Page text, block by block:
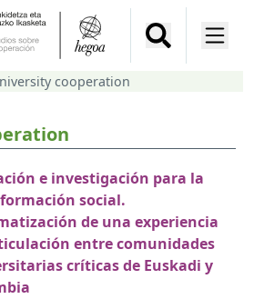
cooperation
e investigación para la
social.
de una experiencia
entre comunidades
críticas de Euskadi y